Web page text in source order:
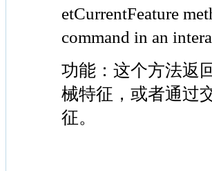
etCurrentFeature
command in an
功能：这个方法返
械特征，或者通过
征。